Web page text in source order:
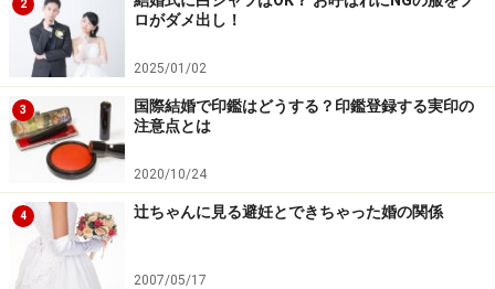
2
ロがダメ出し！
2025/01/02
3
国際結婚で印鑑はどうする？印鑑登録する実印の
注意点とは
2020/10/24
4 辻ちゃんに見る避妊とできちゃった婚の関係
2007/05/17